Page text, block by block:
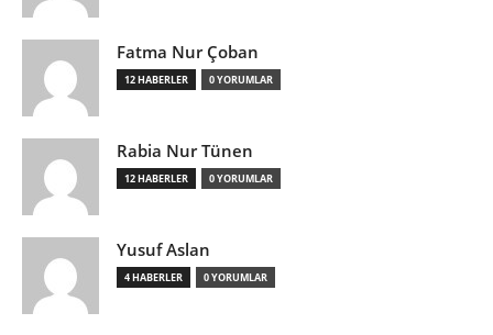
Fatma Nur Çoban
12 HABERLER 0 YORUMLAR
Rabia Nur Tünen
12 HABERLER 0 YORUMLAR
Yusuf Aslan
4 HABERLER 0 YORUMLAR